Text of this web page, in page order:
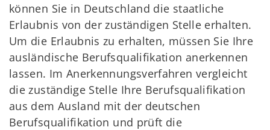
können Sie in Deutschland die staatliche
Erlaubnis von der zuständigen Stelle erhalten.
Um die Erlaubnis zu erhalten, müssen Sie Ihre
ausländische Berufsqualifikation anerkennen
lassen. Im Anerkennungsverfahren vergleicht
die zuständige Stelle Ihre Berufsqualifikation
aus dem Ausland mit der deutschen
Berufsqualifikation und prüft die